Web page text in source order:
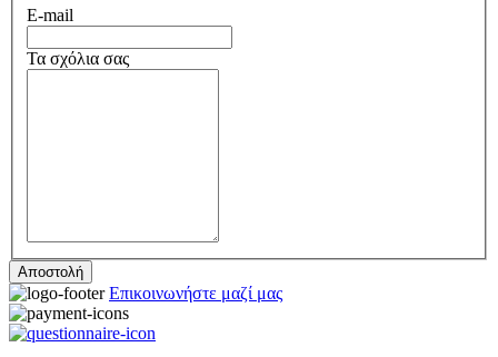
E-mail
Τα σχόλια σας
Επικοινωνήστε μαζί μας